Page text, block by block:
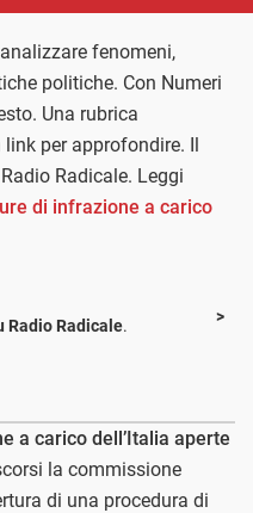
fenomeni,
politiche. Con Numeri
Una rubrica
per approfondire. Il
Radicale. Leggi
di infrazione a carico
Radio Radicale.
a carico dell’Italia aperte
la commissione
di una procedura di